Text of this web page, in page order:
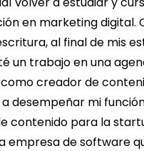
en marketing digital.
al final de mis
un trabajo en una
creador de
desempeñar mi
contenido para la
empresa de software